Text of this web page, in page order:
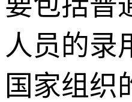
人员的录
国家组织